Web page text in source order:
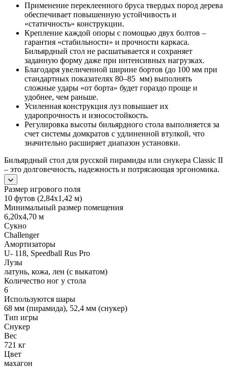
Применение переклеенного бруса твердых пород дерева
обеспечивает повышенную устойчивость и
«статичность» конструкции.
Крепление каждой опоры с помощью двух болтов –
гарантия «стабильности» и прочности каркаса.
Бильярдный стол не расшатывается и сохраняет
заданную форму даже при интенсивных нагрузках.
Благодаря увеличенной ширине бортов (до 100 мм при
стандартных показателях 80–85 мм) выполнять
сложные удары «от борта» будет гораздо проще и
удобнее, чем раньше.
Усиленная конструкция луз повышает их
ударопрочность и износостойкость.
Регулировка высоты бильярдного стола выполняется за
счет системы домкратов с удлиненной втулкой, что
значительно расширяет диапазон установки.
Бильярдный стол для русской пирамиды или снукера Classic II
– это долговечность, надежность и потрясающая эргономика.
Размер игрового поля
10 футов (2,84х1,42 м)
Минимальный размер помещения
6,20х4,70 м
Сукно
Challenger
Амортизаторы
U- 118, Speedball Rus Pro
Лузы
латунь, кожа, лен (с выкатом)
Количество ног у стола
6
Используются шары
68 мм (пирамида), 52,4 мм (снукер)
Тип игры
Снукер
Вес
721 кг
Цвет
махагон